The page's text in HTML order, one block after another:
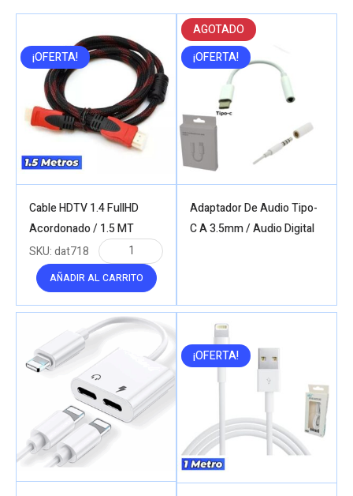
¡OFERTA!
Cable HDTV 1.4 FullHD
Acordonado / 1.5 MT
AÑADIR AL CARRITO
SKU:dat718
AGOTADO
¡OFERTA!
Adaptador De Audio Tipo-
C A 3.5mm / Audio Digital
¡OFERTA!